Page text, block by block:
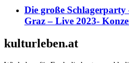
Die große
Graz – Live 2023-
kulturleben.at